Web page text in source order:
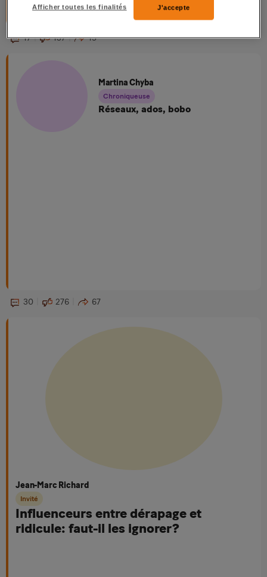
17 137 15
Martina Chyba
Chroniqueuse
Réseaux, ados, bobo
30 276 67
Jean-Marc Richard
Invité
Influenceurs entre dérapage et
ridicule: faut-il les ignorer?
Afficher toutes les finalités J'accepte